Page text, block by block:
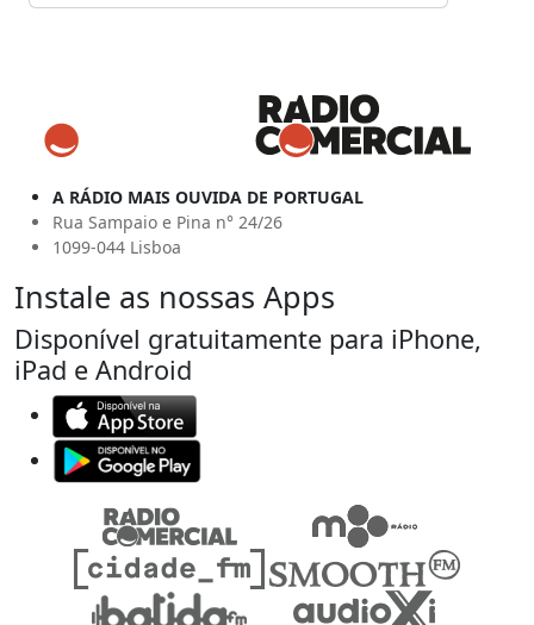
A RÁDIO MAIS OUVIDA DE PORTUGAL
Rua Sampaio e Pina n° 24/26
1099-044 Lisboa
Instale as nossas Apps
Disponível gratuitamente para iPhone,
iPad e Android